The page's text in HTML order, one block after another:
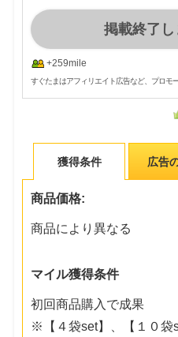
掲載終了し
+259mile
すぐたまはアフィリエイト広告など、プロモ
獲得条件 広告
商品価格:
商品により異なる
マイル獲得条件
初回商品購入で成果
※【４袋set】、【１０袋